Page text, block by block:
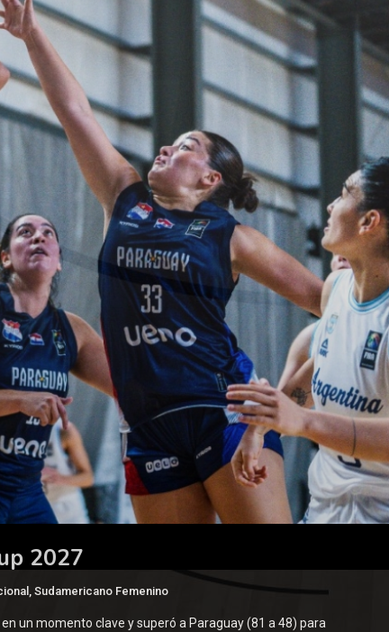
2027
Sudamericano Femenino
un momento clave y superó a Paraguay (81 a 48) para